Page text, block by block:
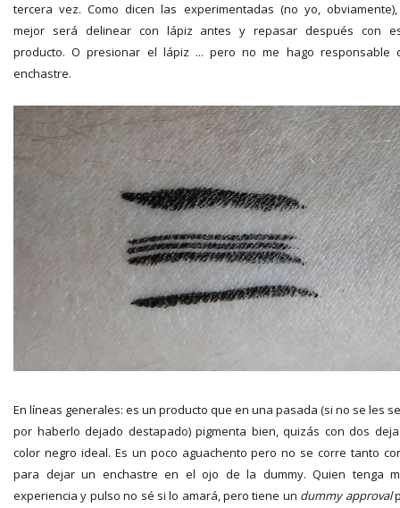
tercera vez. Como dicen las experimentadas (no yo,
mejor será delinear con lápiz antes y repasar después con
producto. O presionar el lápiz ... pero no me hago responsable
enchastre.
En líneas generales: es un producto que en una pasada (si no se les
por haberlo dejado destapado) pigmenta bien, quizás con dos
color negro ideal. Es un poco aguachento pero no se corre tanto
para dejar un enchastre en el ojo de la dummy. Quien tenga
experiencia y pulso no sé si lo amará, pero tiene un dummy approval